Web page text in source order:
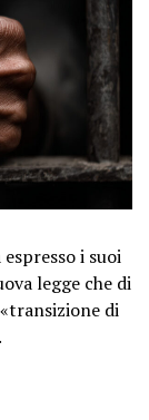
i suoi
legge che di
di